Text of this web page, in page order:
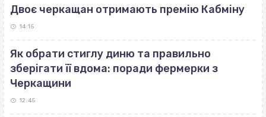
Двоє черкащан отримають премію Кабміну
14:15
Як обрати стиглу диню та правильно
зберігати її вдома: поради фермерки з
Черкащини
12:45